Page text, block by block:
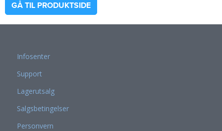
GÅ TIL PRODUKTSIDE
Infosenter
Support
Lagerutsalg
Salgsbetingelser
Personvern